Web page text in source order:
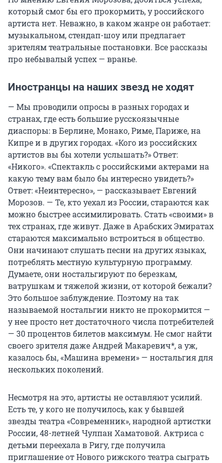
который смог бы его прокормить, у российского
артиста нет. Неважно, в каком жанре он работает:
музыкальном, стендап-шоу или предлагает
зрителям театральные постановки. Все рассказы
про небывалый успех — вранье.
Иностранцы на наших звезд не ходят
— Мы проводили опросы в разных городах и
странах, где есть большие русскоязычные
диаспоры: в Берлине, Монако, Риме, Париже, на
Кипре и в других городах. «Кого из российских
артистов вы бы хотели услышать?» Ответ:
«Никого». «Спектакль с российскими актерами на
какую тему вам было бы интересно увидеть?»
Ответ: «Неинтересно», — рассказывает Евгений
Морозов. — Те, кто уехал из России, стараются как
можно быстрее ассимилировать. Стать «своими» в
тех странах, где живут. Даже в Арабских Эмиратах
стараются максимально встроиться в общество.
Они начинают слушать песни на других языках,
потреблять местную культурную программу.
Думаете, они ностальгируют по березкам,
ватрушкам и тяжелой жизни, от которой бежали?
Это большое заблуждение. Поэтому на так
называемой ностальгии никто не прокормится —
у нее просто нет достаточного числа потребителей
— 30 процентов билетов максимум. Не смог найти
своего зрителя даже Андрей Макаревич*, а уж,
казалось бы, «Машина времени» — ностальгия для
нескольких поколений.
Несмотря на это, артисты не оставляют усилий.
Есть те, у кого не получилось, как у бывшей
звезды театра «Современник», народной артистки
России, 48-летней Чулпан Хаматовой. Актриса с
детьми переехала в Ригу, где получила
приглашение от Нового рижского театра сыграть